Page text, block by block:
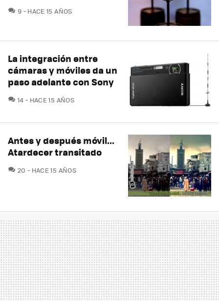
9 COMENTARIOS
HACE 15 AÑOS
La integración entre
cámaras y móviles da un
paso adelante con Sony
14 COMENTARIOS
HACE 15 AÑOS
Antes y después móvil...
Atardecer transitado
20 COMENTARIOS
HACE 15 AÑOS